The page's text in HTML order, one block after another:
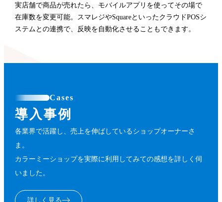
実店舗で商品が売れたら、モバイルアプリを使ってその場で
在庫数を変更可能。スマレジやSquareといったクラウドPOSシ
ステムとの連携で、反映を自動化させることもできます。
Cases
導入事例
各業界で活躍し、売上を伸ばしているショップオーナーさ
ま。
カラーミーショップを実際に利用してみての感想を詳しく伺
いました。
詳しく見る